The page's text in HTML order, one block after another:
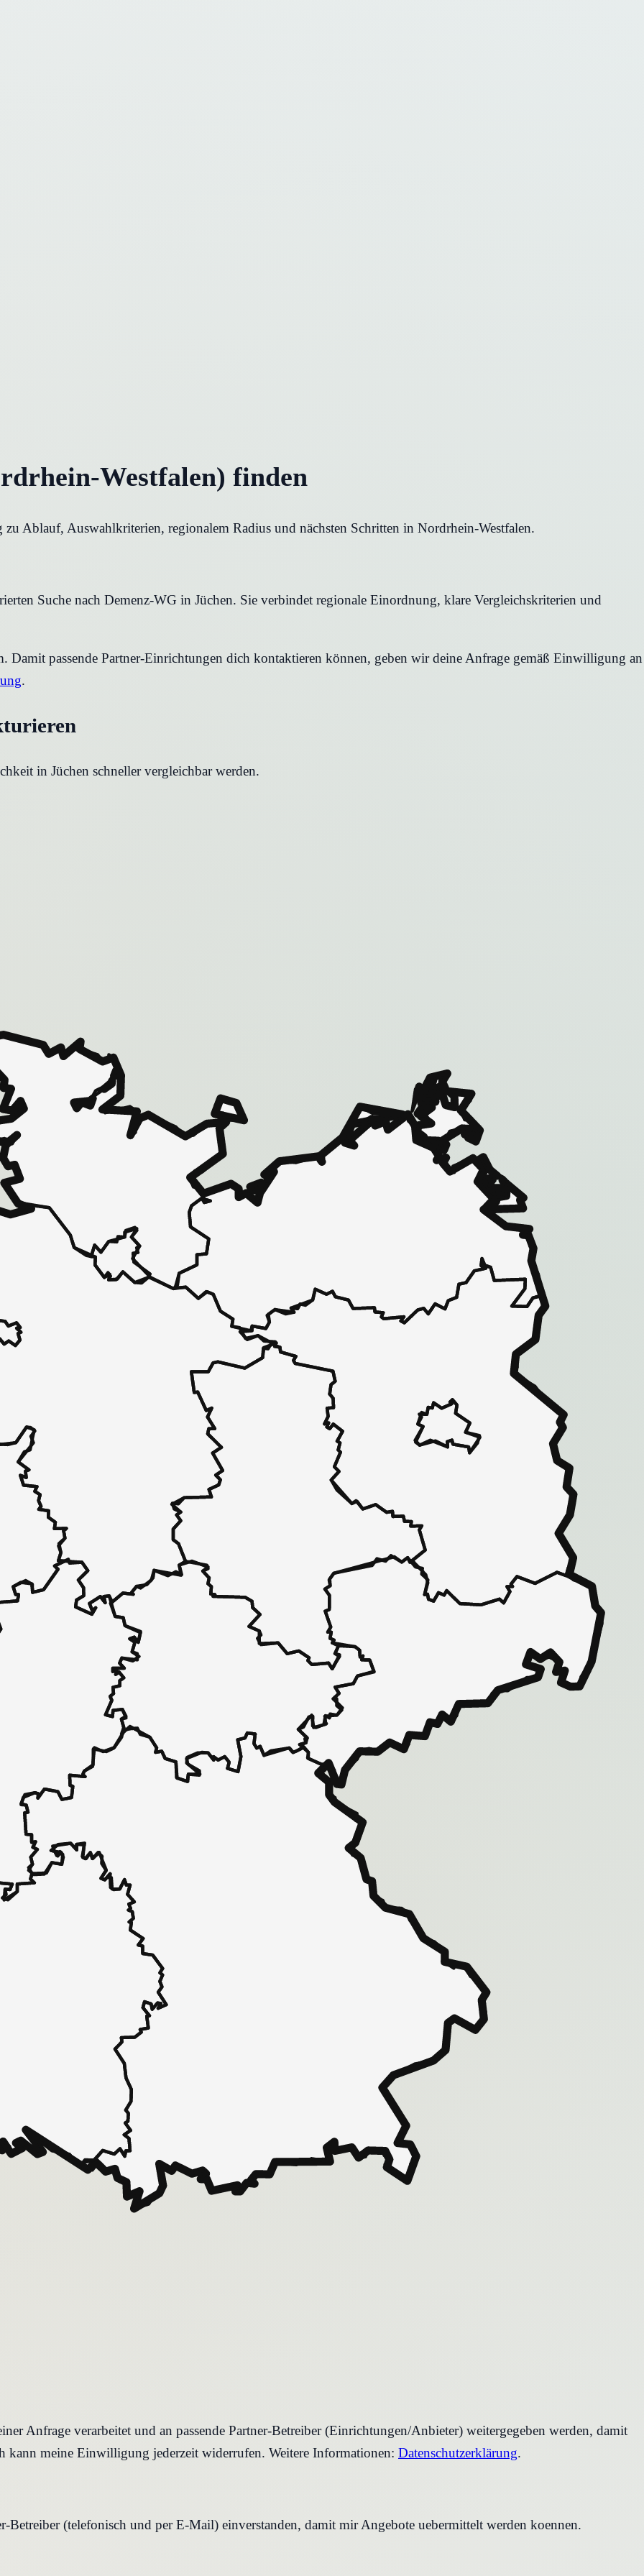
Westfalen) finden
Ablauf, Auswahlkriterien, regionalem Radius und nächsten Schritten in Nordrhein-Westfalen.
Suche nach Demenz-WG in Jüchen. Sie verbindet regionale Einordnung, klare Vergleichskriterien und
passende Partner-Einrichtungen dich kontaktieren können, geben wir deine Anfrage gemäß Einwilligung an
.
in Jüchen schneller vergleichbar werden.
in 30 Sekunden zu einem Pflegeplatz
bei Ihnen.
Anfrage verarbeitet und an passende Partner-Betreiber (Einrichtungen/Anbieter) weitergegeben werden, damit
kann meine Einwilligung jederzeit widerrufen. Weitere Informationen: Datenschutzerklärung.
Betreiber (telefonisch und per E-Mail) einverstanden, damit mir Angebote uebermittelt werden koennen.